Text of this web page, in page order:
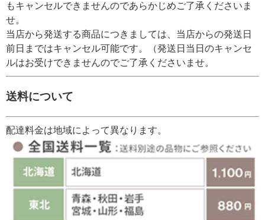
もキャンセルできませんのであらかじめご了承くださいま
せ。
当店から発送する商品につきましては、当店からの発送日
前日まではキャンセル可能です。（発送日当日のキャンセ
ルはお受けできませんのでご了承くださいませ。
送料について
配達料金は地域によって異なります。